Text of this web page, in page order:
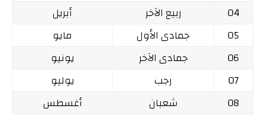
04
ربيع الآخر
أبريل
05
جمادى الأول
مايو
06
جمادى الآخر
يونيو
07
رجب
يوليو
08
شعبان
أغسطس